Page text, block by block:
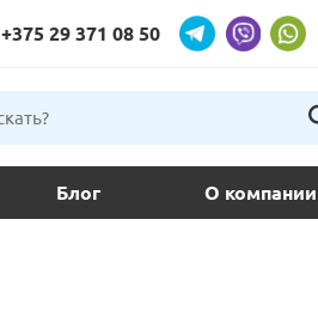
+375 29 371 08 50
Блог О компании